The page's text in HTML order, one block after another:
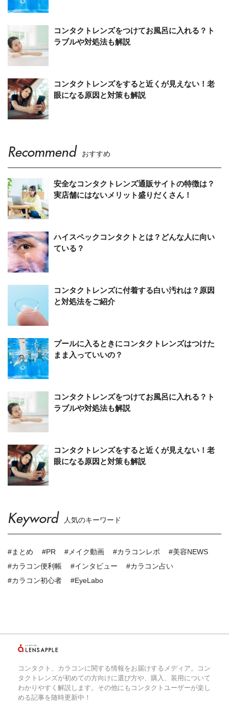
コンタクトレンズをつけてお風呂に入れる？ト
ラブルや対処法も解説
コンタクトレンズをすると近くが見えない！老
眼になる原因と対策も解説
Recommend おすすめ
安全なコンタクトレンズ通販サイトの特徴は？
実店舗にはないメリット盛りだくさん！
ハイスペックコンタクトとは？どんな人に向い
ている？
コンタクトレンズに付着する白い汚れは？原因
と対処法をご紹介
プールに入るときにコンタクトレンズはつけた
まま入っていいの？
コンタクトレンズをつけてお風呂に入れる？ト
ラブルや対処法も解説
コンタクトレンズをすると近くが見えない！老
眼になる原因と対策も解説
Keyword 人気のキーワード
#まとめ #PR #メイク動画 #カラコンレポ
#美容NEWS
#カラコン便利帳
#インタビュー
#カラコン占い
#カラコン初心者
#EyeLabo
コンタクト、カラコンに関する情報をお届けするメディア。コン
タクトレンズが初めての方向けに選び方や、購入、装用について
わかりやすく解説します。その他にもコンタクトユーザーが楽し
める記事を随時更新中！